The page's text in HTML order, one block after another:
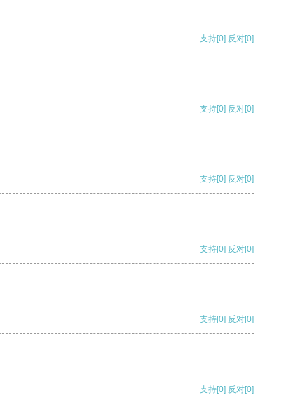
支持[0] 反对[0]
支持[0] 反对[0]
支持[0] 反对[0]
支持[0] 反对[0]
支持[0] 反对[0]
支持[0] 反对[0]